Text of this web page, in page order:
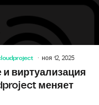
ноя 12, 2025
виртуализация
меняет